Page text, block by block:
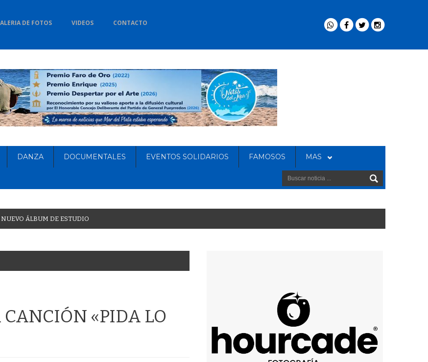
DE FOTOS VIDEOS CONTACTO
DANZA DOCUMENTALES EVENTOS SOLIDARIOS FAMOSOS MAS
NUEVO ÁLBUM DE ESTUDIO
«PIDA LO